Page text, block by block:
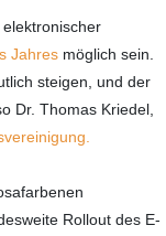
Jahres möglich sein.
steigen, und der
Dr. Thomas Kriedel,
Rollout des E-